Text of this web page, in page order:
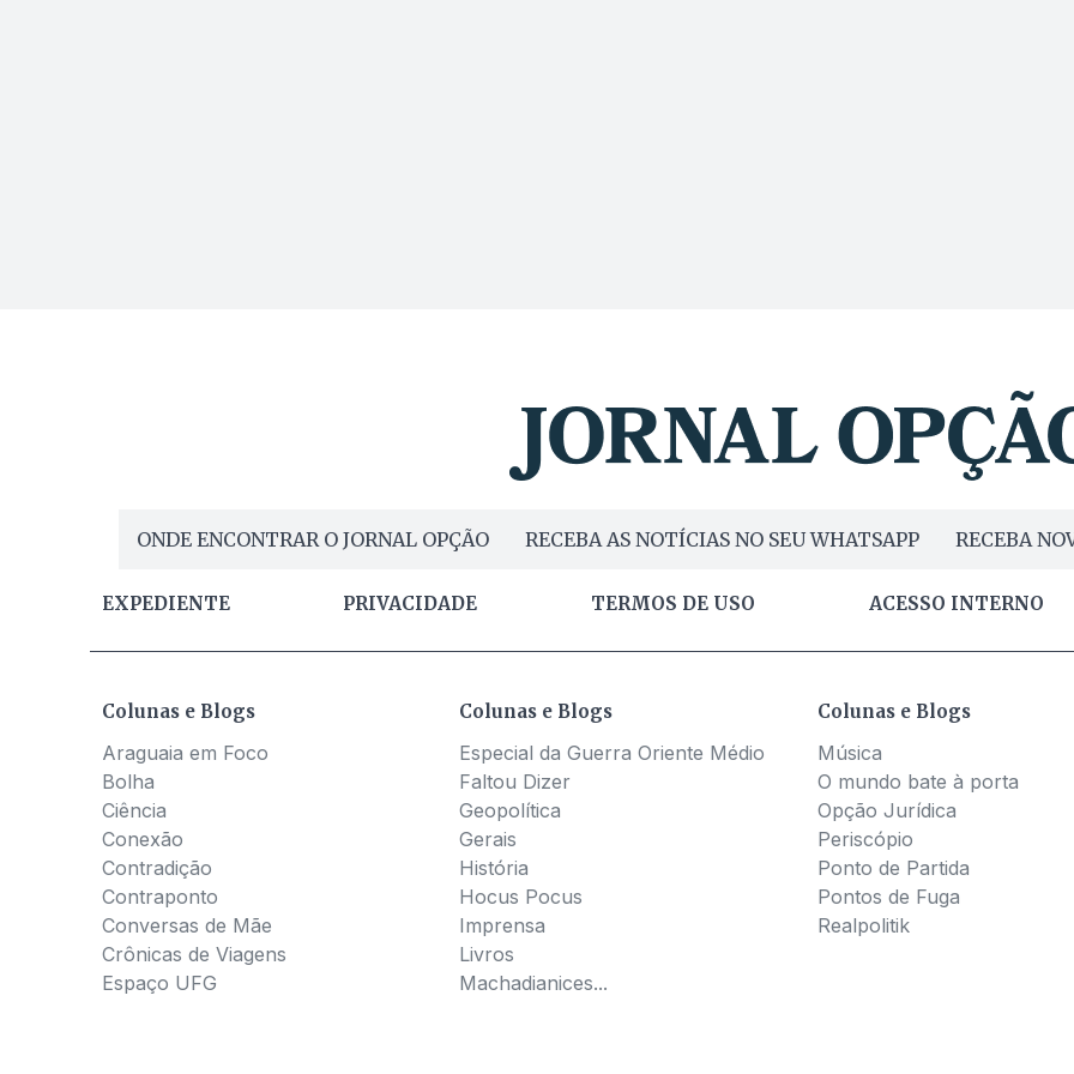
ONDE ENCONTRAR O JORNAL OPÇÃO RECEBA AS NOTÍCIAS NO SEU WHATSAPP RECEBA
EXPEDIENTE PRIVACIDADE TERMOS DE USO ACESSO INTERNO
Colunas e Blogs
Araguaia em Foco
Bolha
Ciência
Conexão
Contradição
Contraponto
Conversas de Mãe
Crônicas de Viagens
Espaço UFG
Colunas e Blogs
Especial da Guerra Oriente Médio
Faltou Dizer
Geopolítica
Gerais
História
Hocus Pocus
Imprensa
Livros
Machadianices...
Colunas e Blogs
Música
O mundo bate à porta
Opção Jurídica
Periscópio
Ponto de Partida
Pontos de Fuga
Realpolitik